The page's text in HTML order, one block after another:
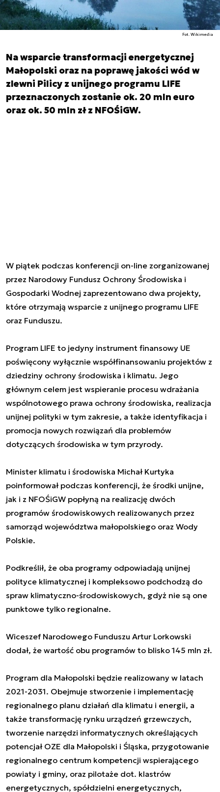
Fot. Wikimedia
Na wsparcie transformacji energetycznej
Małopolski oraz na poprawę jakości wód w
zlewni Pilicy z unijnego programu LIFE
przeznaczonych zostanie ok. 20 mln euro
oraz ok. 50 mln zł z NFOŚiGW.
W piątek podczas konferencji on-line zorganizowanej
przez Narodowy Fundusz Ochrony Środowiska i
Gospodarki Wodnej zaprezentowano dwa projekty,
które otrzymają wsparcie z unijnego programu LIFE
oraz Funduszu.
Program LIFE to jedyny instrument finansowy UE
poświęcony wyłącznie współfinansowaniu projektów z
dziedziny ochrony środowiska i klimatu. Jego
głównym celem jest wspieranie procesu wdrażania
wspólnotowego prawa ochrony środowiska, realizacja
unijnej polityki w tym zakresie, a także identyfikacja i
promocja nowych rozwiązań dla problemów
dotyczących środowiska w tym przyrody.
Minister klimatu i środowiska Michał Kurtyka
poinformował podczas konferencji, że środki unijne,
jak i z NFOŚiGW popłyną na realizację dwóch
programów środowiskowych realizowanych przez
samorząd województwa małopolskiego oraz Wody
Polskie.
Podkreślił, że oba programy odpowiadają unijnej
polityce klimatycznej i kompleksowo podchodzą do
spraw klimatyczno-środowiskowych, gdyż nie są one
punktowe tylko regionalne.
Wiceszef Narodowego Funduszu Artur Lorkowski
dodał, że wartość obu programów to blisko 145 mln zł.
Program dla Małopolski będzie realizowany w latach
2021-2031. Obejmuje stworzenie i implementację
regionalnego planu działań dla klimatu i energii, a
także transformację rynku urządzeń grzewczych,
tworzenie narzędzi informatycznych określających
potencjał OZE dla Małopolski i Śląska, przygotowanie
regionalnego centrum kompetencji wspierającego
powiaty i gminy, oraz pilotaże dot. klastrów
energetycznych, spółdzielni energetycznych,